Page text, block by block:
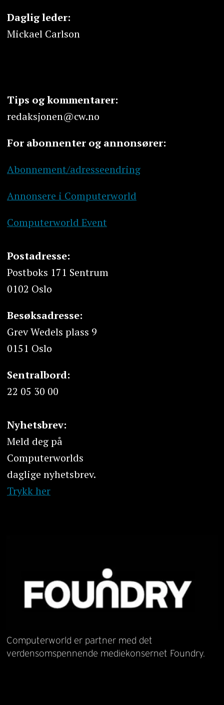
Daglig leder:
Mickael Carlson
Tips og kommentarer:
redaksjonen@cw.no
For abonnenter og annonsører:
Abonnement/adresseendring
Annonsere i Computerworld
Computerworld Event
Postadresse:
Postboks 171 Sentrum
0102 Oslo
Besøksadresse:
Grev Wedels plass 9
0151 Oslo
Sentralbord:
22 05 30 00
Nyhetsbrev:
Meld deg på
Computerworlds
daglige nyhetsbrev.
Trykk her
Computerworld er partner med det
verdensomspennende mediekonsernet Foundry.